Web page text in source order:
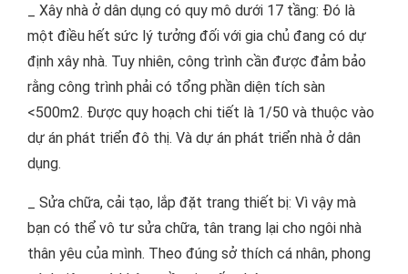
_ Xây nhà ở dân dụng có quy mô dưới 17 tầng: Đó là
một điều hết sức lý tưởng đối với gia chủ đang có dự
định xây nhà. Tuy nhiên, công trình cần được đảm bảo
rằng công trình phải có tổng phần diện tích sàn
<500m2. Được quy hoạch chi tiết là 1/50 và thuộc vào
dự án phát triển đô thị. Và dự án phát triển nhà ở dân
dụng.
_ Sửa chữa, cải tạo, lắp đặt trang thiết bị: Vì vậy mà
bạn có thể vô tư sửa chữa, tân trang lại cho ngôi nhà
thân yêu của mình. Theo đúng sở thích cá nhân, phong